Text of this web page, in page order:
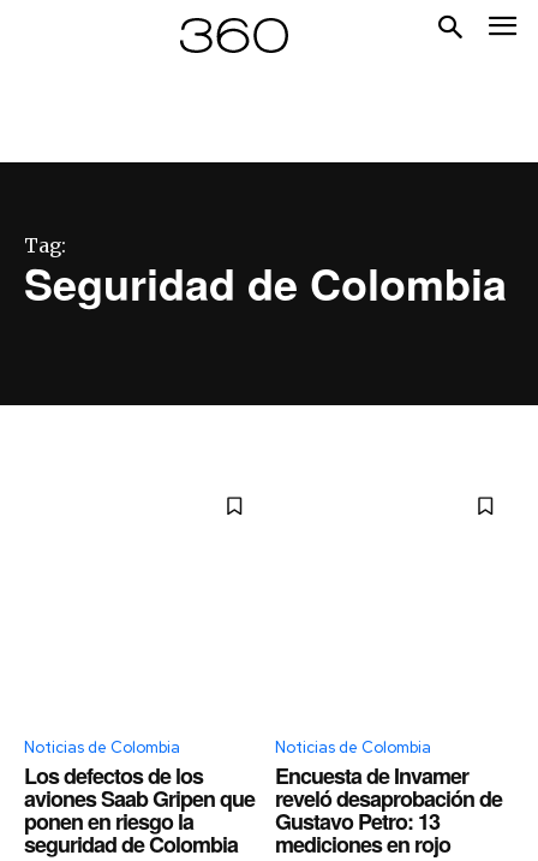
Tag:
Seguridad de Colombia
Noticias de Colombia
Los defectos de los
aviones Saab Gripen que
ponen en riesgo la
seguridad de Colombia
Noticias de Colombia
Encuesta de Invamer
reveló desaprobación de
Gustavo Petro: 13
mediciones en rojo